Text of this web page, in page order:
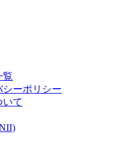
覧
ーポリシー
いて